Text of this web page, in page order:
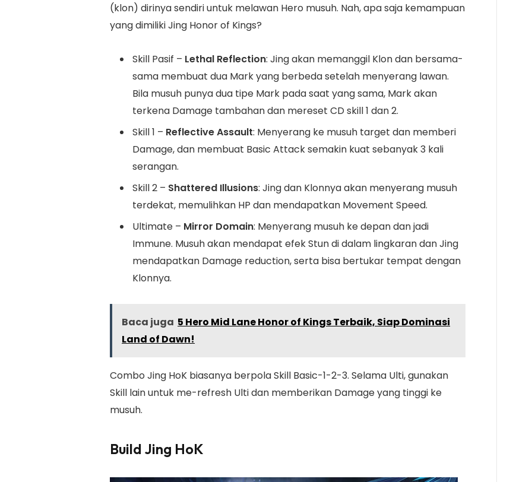
(klon) dirinya sendiri untuk melawan Hero musuh. Nah, apa saja kemampuan
yang dimiliki Jing Honor of Kings?
Skill Pasif – Lethal Reflection: Jing akan memanggil Klon dan bersama-
sama membuat dua Mark yang berbeda setelah menyerang lawan.
Bila musuh punya dua tipe Mark pada saat yang sama, Mark akan
terkena Damage tambahan dan mereset CD skill 1 dan 2.
Skill 1 – Reflective Assault: Menyerang ke musuh target dan memberi
Damage, dan membuat Basic Attack semakin kuat sebanyak 3 kali
serangan.
Skill 2 – Shattered Illusions: Jing dan Klonnya akan menyerang musuh
terdekat, memulihkan HP dan mendapatkan Movement Speed.
Ultimate – Mirror Domain: Menyerang musuh ke depan dan jadi
Immune. Musuh akan mendapat efek Stun di dalam lingkaran dan Jing
mendapatkan Damage reduction, serta bisa bertukar tempat dengan
Klonnya.
Baca juga 5 Hero Mid Lane Honor of Kings Terbaik, Siap Dominasi
Land of Dawn!
Combo Jing HoK biasanya berpola Skill Basic-1-2-3. Selama Ulti, gunakan
Skill lain untuk me-refresh Ulti dan memberikan Damage yang tinggi ke
musuh.
Build Jing HoK